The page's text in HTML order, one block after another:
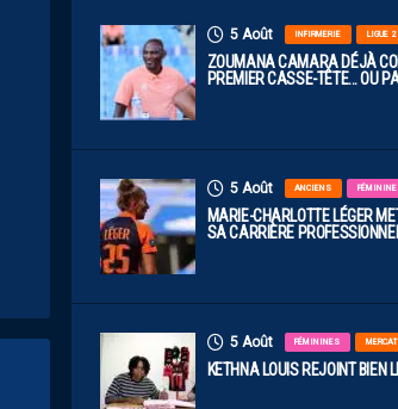
5 Août INFIRMERIE LIGUE 2
ZOUMANA CAMARA DÉJÀ
PREMIER CASSE-TÊTE… OU
5 Août ANCIENS
MARIE-CHARLOTTE LÉGER
SA CARRIÈRE
5 Août FÉMININES
KETHNA LOUIS REJOINT BIEN